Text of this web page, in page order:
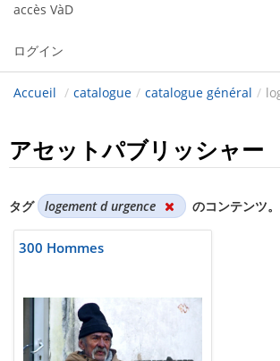
accès VàD
ログイン
Accueil / catalogue / catalogue général /
アセットパブリッシャー
タグ logement d urgence のコンテンツ。
300 Hommes